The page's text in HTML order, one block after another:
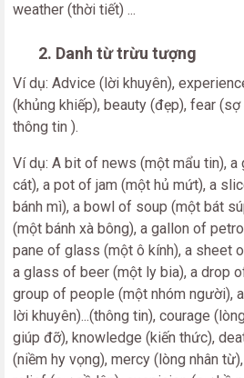
weather (thời tiết) ...
2. Danh từ trừu tượng
Ví dụ: Advice (lời khuyên),
(khủng khiếp), beauty (đẹp), fear
thông tin ).
Ví dụ: A bit of news (một mẩu tin),
cát), a pot of jam (một hủ mứt), a
bánh mì), a bowl of soup (một bát
(một bánh xà bông), a gallon of
pane of glass (một ô kính), a sheet
a glass of beer (một ly bia), a drop
group of people (một nhóm người),
lời khuyên)...(thông tin), courage
giúp đỡ), knowledge (kiến thức),
(niềm hy vọng), mercy (lòng nhân